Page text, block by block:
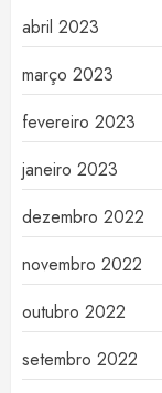
abril 2023
março 2023
fevereiro 2023
janeiro 2023
dezembro 2022
novembro 2022
outubro 2022
setembro 2022